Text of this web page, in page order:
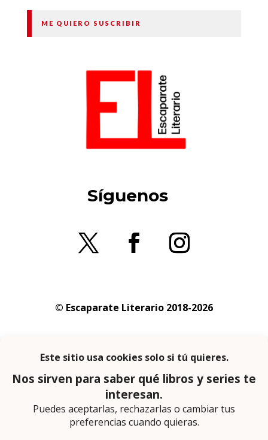
ME QUIERO SUSCRIBIR
Síguenos
© Escaparate Literario 2018-2026
privacidad
En calidad de afiliado de Amazon obtengo
ingresos por las compras adscritas que